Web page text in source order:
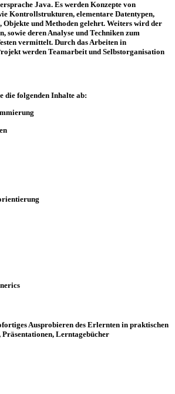
Java. Es werden Konzepte von
Kontrollstrukturen, elementare Datentypen,
Objekte und Methoden gelehrt. Weiters wird der
sowie deren Analyse und Techniken zum
vermittelt. Durch das Arbeiten in
werden Teamarbeit und Selbstorganisation
die folgenden Inhalte ab:
Ausprobieren des Erlernten in praktischen
Lerntagebücher